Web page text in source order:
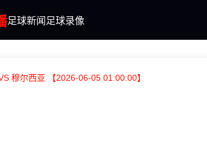
足球新闻 足球录像
穆尔西亚 【2026-06-05 01:00:00】